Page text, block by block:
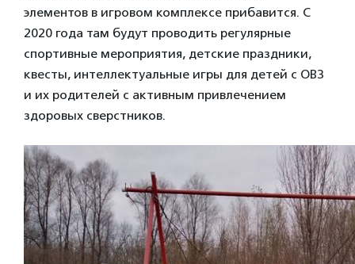
элементов в игровом комплексе прибавится. С
2020 года там будут проводить регулярные
спортивные мероприятия, детские праздники,
квесты, интеллектуальные игры для детей с ОВЗ
и их родителей с активным привлечением
здоровых сверстников.